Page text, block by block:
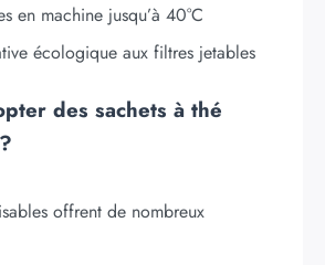
en machine jusqu’à 40°C
écologique aux filtres jetables
des sachets à thé
offrent de nombreux